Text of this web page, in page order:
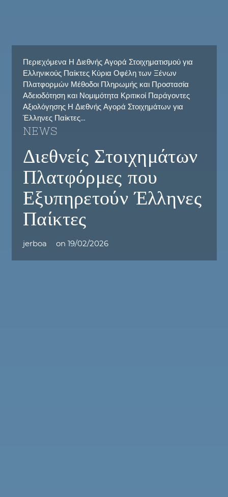
Περιεχόμενα Η Διεθνής Αγορά Στοιχηματισμού για
Ελληνικούς Παίκτες Κύρια Οφέλη των Ξένων
Πλατφορμών Μέθοδοι Πληρωμής και Προστασία
Αδειοδότηση και Νομιμότητα Κριτικοί Παράγοντες
Αξιολόγησης Η Διεθνής Αγορά Στοιχημάτων για
Έλληνες Παίκτες…
NEWS
Διεθνείς Στοιχημάτων
Πλατφόρμες που
Εξυπηρετούν Έλληνες
Παίκτες
jerboa on 19/02/2026